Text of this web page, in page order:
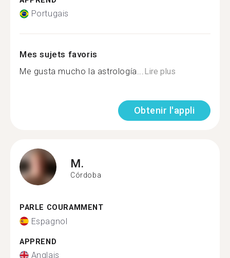
Portugais
Mes sujets favoris
Me gusta mucho la astrología...Lire plus
Obtenir l'appli
M.
Córdoba
PARLE COURAMMENT
Espagnol
APPREND
Anglais